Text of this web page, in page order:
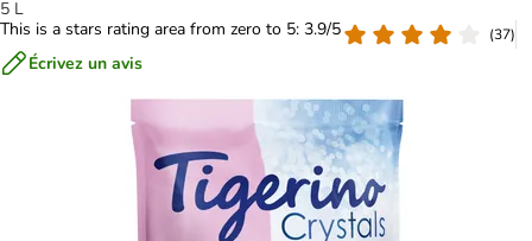
5 L
This is a stars rating area from zero to 5: 3.9/5
(37)
Écrivez un avis